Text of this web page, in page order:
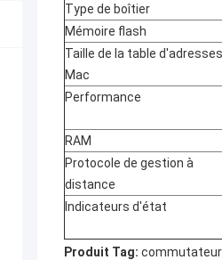
Type de boîtier
Mémoire flash
Taille de la table d'adresses
Mac
Performance
RAM
Protocole de gestion à
distance
Indicateurs d'état
Produit Tag: